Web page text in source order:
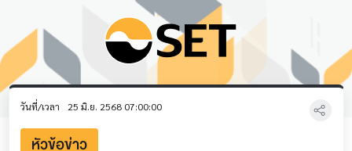
วันที่/เวลา 25 มิ.ย. 2568 07:00:00
หัวข้อข่าว